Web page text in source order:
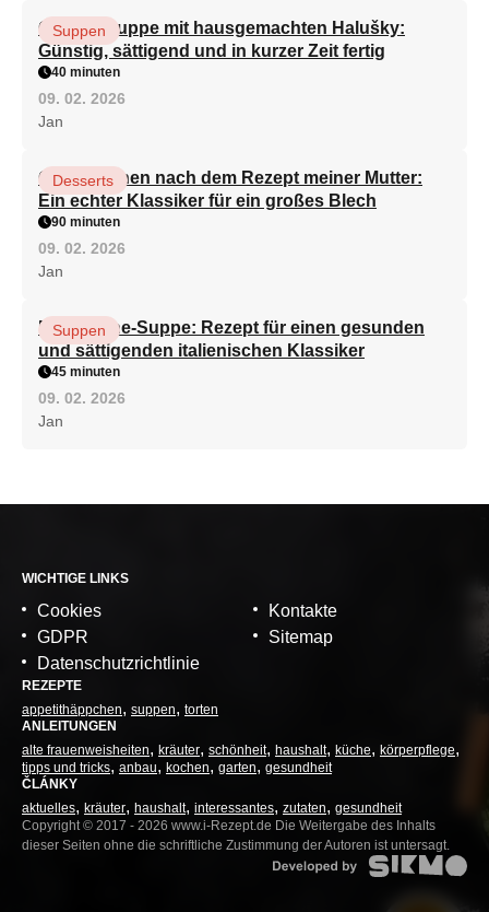
Gemüsesuppe mit hausgemachten Halušky:
Günstig, sättigend und in kurzer Zeit fertig
Suppen
40 minuten
09. 02. 2026
Jan
Quarkkuchen nach dem Rezept meiner Mutter:
Ein echter Klassiker für ein großes Blech
Desserts
90 minuten
09. 02. 2026
Jan
Minestrone-Suppe: Rezept für einen gesunden
und sättigenden italienischen Klassiker
Suppen
45 minuten
09. 02. 2026
Jan
WICHTIGE LINKS
Cookies
GDPR
Datenschutzrichtlinie
Kontakte
Sitemap
REZEPTE
appetithäppchen
suppen
torten
ANLEITUNGEN
alte frauenweisheiten
kräuter schönheit haushalt küche
körperpflege
tipps und tricks anbau kochen garten
gesundheit
ČLÁNKY
aktuelles kräuter haushalt interessantes zutaten
gesundheit
Copyright © 2017 - 2026 www.i-Rezept.de Die Weitergabe des Inhalts
dieser Seiten ohne die schriftliche Zustimmung der Autoren ist untersagt.